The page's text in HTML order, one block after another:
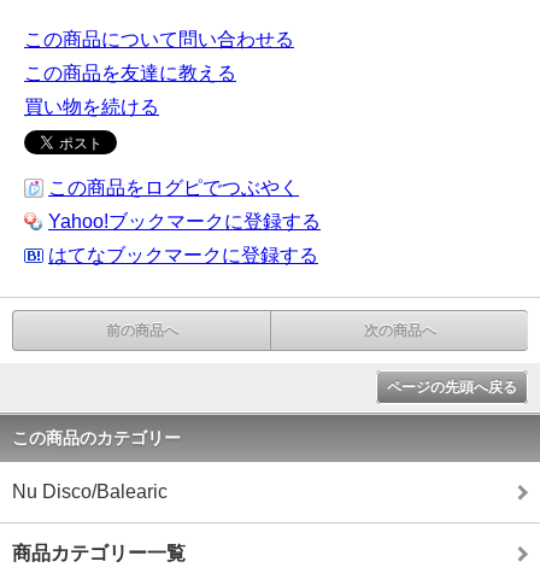
この商品について問い合わせる
この商品を友達に教える
買い物を続ける
この商品をログピでつぶやく
Yahoo!ブックマークに登録する
はてなブックマークに登録する
前の商品へ 次の商品へ
ページの先頭へ戻る
この商品のカテゴリー
Nu Disco/Balearic
商品カテゴリー一覧